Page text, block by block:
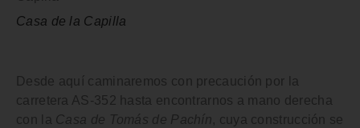
Casa de la Capilla
Desde aquí caminaremos con precaución por la
carretera AS-352 hasta encontrarnos a mano derecha
con la Casa de Tomás de Pachín, cuya construcción se